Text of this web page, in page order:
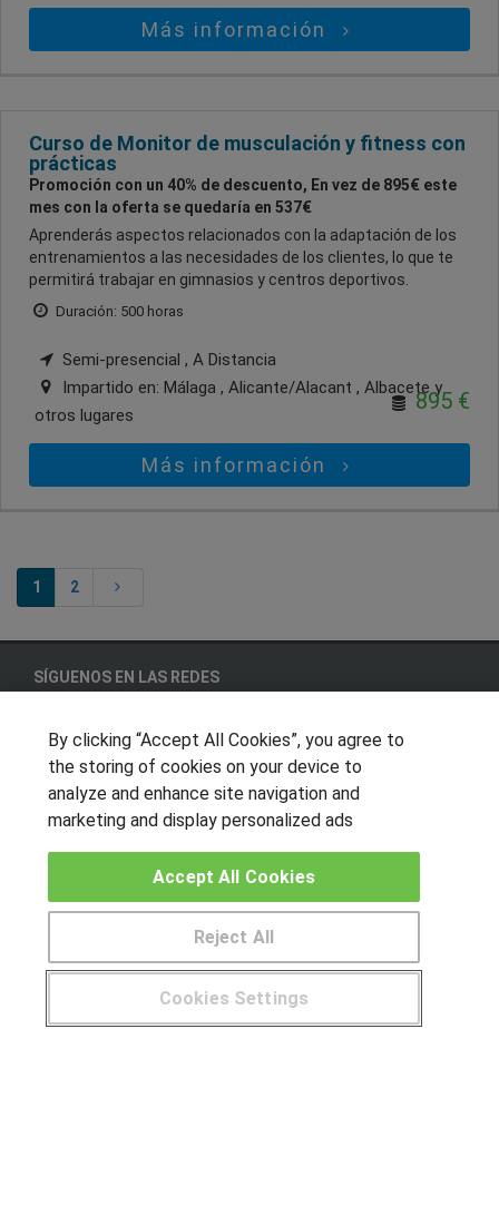
Más información
Curso de Monitor de musculación y fitness con
prácticas
Promoción con un 40% de descuento, En vez de 895€ este
mes con la oferta se quedaría en 537€
Aprenderás aspectos relacionados con la adaptación de los
entrenamientos a las necesidades de los clientes, lo que te
permitirá trabajar en gimnasios y centros deportivos.
Duración: 500 horas
Semi-presencial , A Distancia
Impartido en: Málaga , Alicante/Alacant , Albacetey
otros lugares
895 €
Más información
1 2
SÍGUENOS EN LAS REDES
OTROS GRUPOS DE INTERES
Muro de los idiomas
Hablemos de empleo
Locos por las becas
CENTROS DE FORMACIÓN
Publicar cursos
¿Tienes alguna duda? 900 264 357
By clicking “Accept All Cookies”, you agree to
the storing of cookies on your device to
analyze and enhance site navigation and
marketing and display personalized ads
Cookies Settings
Reject All
Accept All Cookies